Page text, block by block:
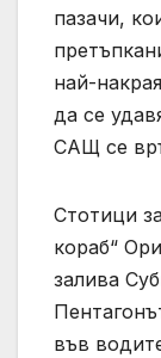
пазачи,
най-
да се
САЩ се
Стотици
кораб“
залива
във